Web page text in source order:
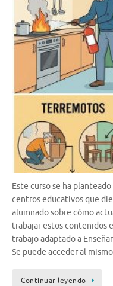
Este curso se ha
centros educativos que
alumnado sobre cómo
trabajar estos contenidos
trabajo adaptado a
Se puede acceder al
Continuar leyendo